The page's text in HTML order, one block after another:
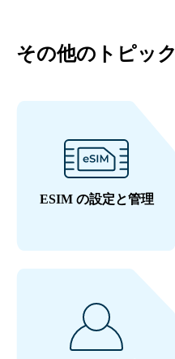
その他のトピック
ESIM の設定と管理